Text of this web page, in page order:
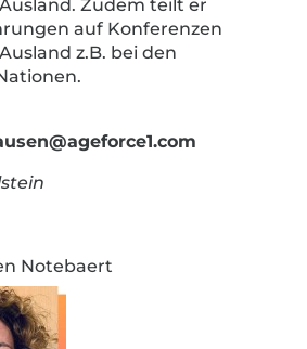
Zudem teilt er
auf Konferenzen
z.B. bei den
Notebaert